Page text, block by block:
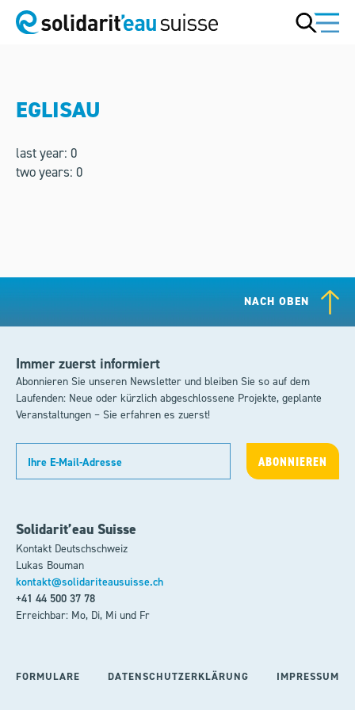
EGLISAU
last year: 0
two years: 0
NACH OBEN
Solidarit’eau Suisse
Kontakt Deutschschweiz
Lukas Bouman
Erreichbar: Mo, Di, Mi und Fr
+41 44 500 37 78
kontakt@solidariteausuisse.ch
Immer zuerst informiert
Abonnieren Sie unseren Newsletter und bleiben Sie so auf dem
Laufenden: Neue oder kürzlich abgeschlossene Projekte, geplante
Veranstaltungen – Sie erfahren es zuerst!
FORMULARE DATENSCHUTZERKLÄRUNG IMPRESSUM